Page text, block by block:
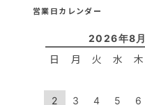
営業日カレンダー
2026年8月
日 月 火 水 木
2
3 4 5 6